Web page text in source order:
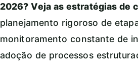
2026? Veja as estratégias de
planejamento rigoroso de
monitoramento constante de
adoção de processos